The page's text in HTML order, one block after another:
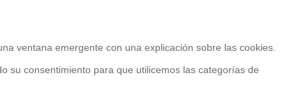
ventana emergente con una explicación sobre las cookies.
su consentimiento para que utilicemos las categorías de